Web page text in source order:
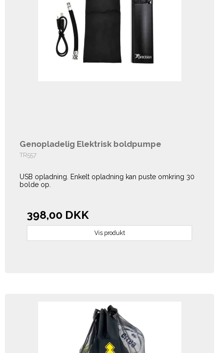
Genopladelig Elektrisk boldpumpe
TR557
USB opladning. Enkelt opladning kan puste omkring 30
bolde op.
398,00 DKK
Vis produkt